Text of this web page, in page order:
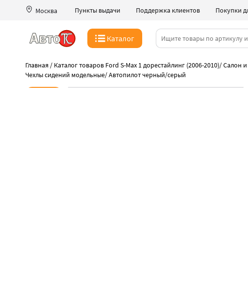
Москва Пункты выдачи Поддержка клиентов Покупки
Каталог
Главная / Каталог товаров Ford S-Max 1 дорестайлинг (2006-2010)/Салон
Чехлы сидений модельные/Автопилот черный/серый